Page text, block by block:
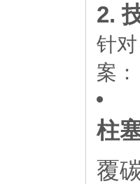
2.
针
案：
柱
覆